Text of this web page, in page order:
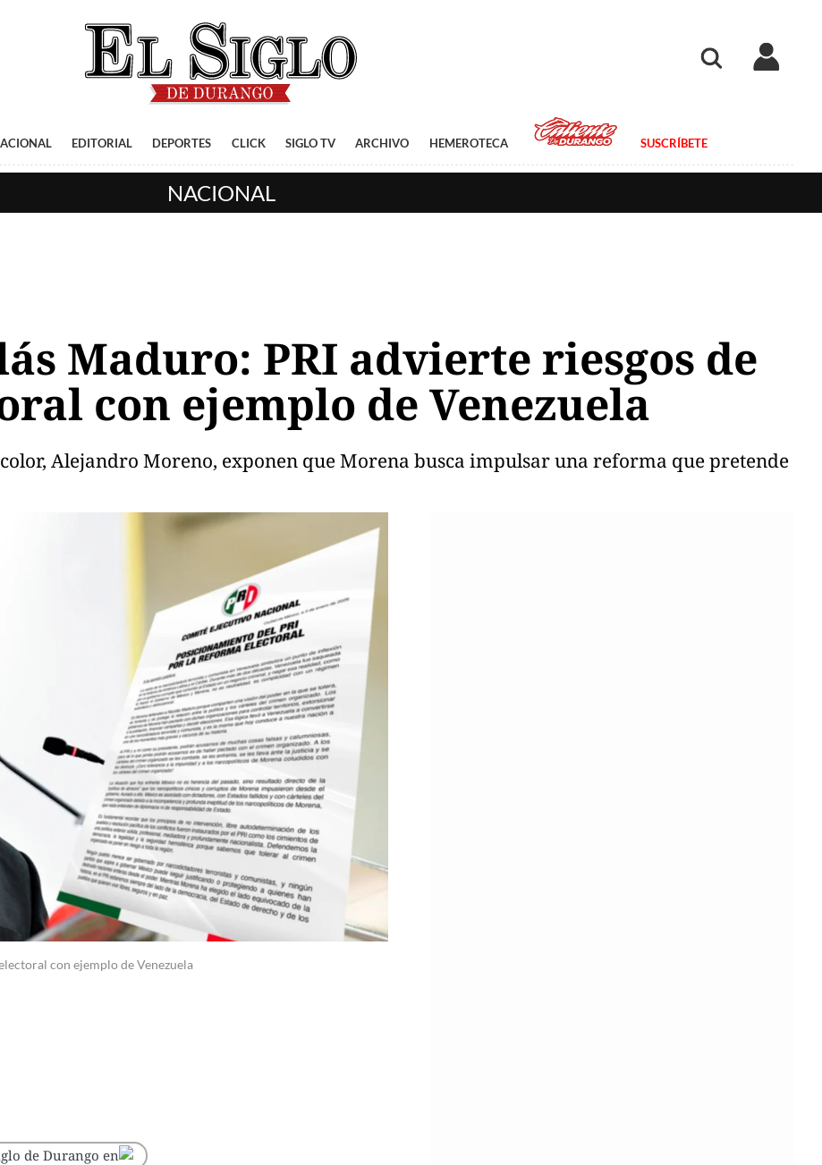
EDITORIAL DEPORTES CLICK SIGLO TV ARCHIVO HEMEROTECA SUSCRÍBETE
NACIONAL
Maduro: PRI advierte riesgos de
con ejemplo de Venezuela
Alejandro Moreno, exponen que Morena busca impulsar una reforma que pretende
con ejemplo de Venezuela
de Durango en